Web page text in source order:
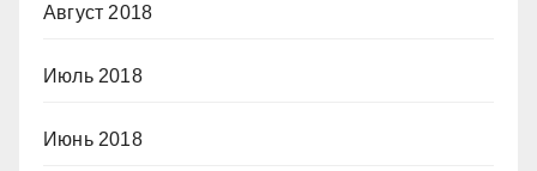
Август 2018
Июль 2018
Июнь 2018